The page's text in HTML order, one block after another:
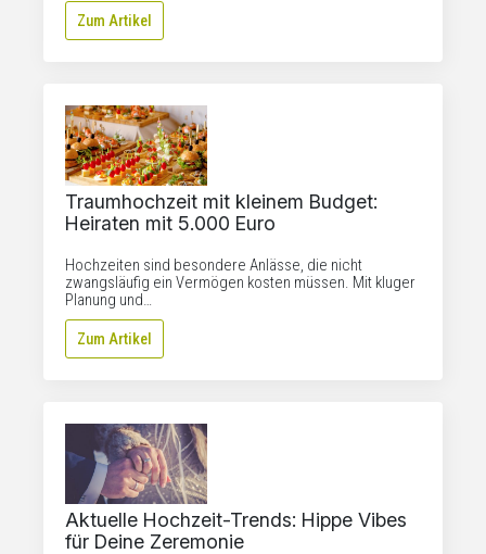
Zum Artikel
Traumhochzeit mit kleinem Budget:
Heiraten mit 5.000 Euro
Hochzeiten sind besondere Anlässe, die nicht
zwangsläufig ein Vermögen kosten müssen. Mit kluger
Planung und…
Zum Artikel
Aktuelle Hochzeit-Trends: Hippe Vibes
für Deine Zeremonie